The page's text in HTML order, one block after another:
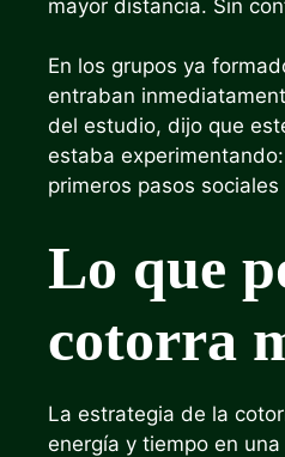
mayor distancia. Sin
En los grupos ya
entraban
del estudio, dijo que
estaba
primeros pasos sociales
Lo que
cotorra
La estrategia de la
energía y tiempo en